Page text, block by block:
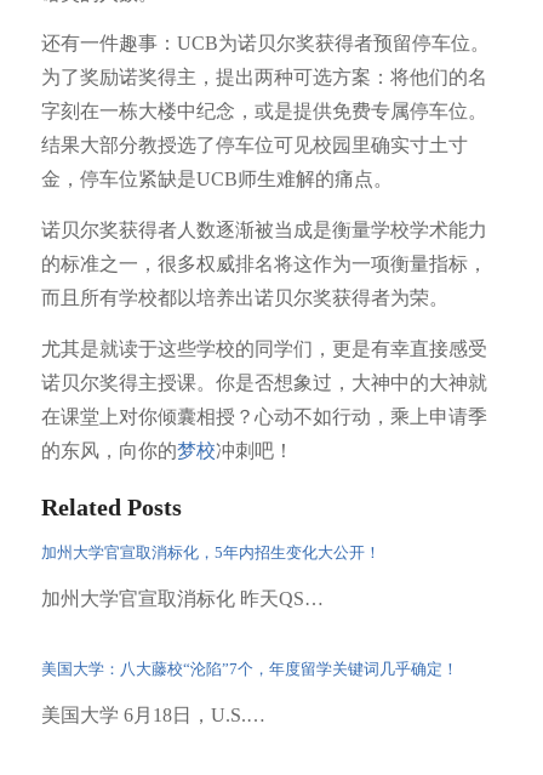
还有一件趣事：UCB为诺贝尔奖获得者预留停车位。
为了奖励诺奖得主，提出两种可选方案：将他们的名
字刻在一栋大楼中纪念，或是提供免费专属停车位。
结果大部分教授选了停车位可见校园里确实寸土寸
金，停车位紧缺是UCB师生难解的痛点。
诺贝尔奖获得者人数逐渐被当成是衡量学校学术能力
的标准之一，很多权威排名将这作为一项衡量指标，
而且所有学校都以培养出诺贝尔奖获得者为荣。
尤其是就读于这些学校的同学们，更是有幸直接感受
诺贝尔奖得主授课。你是否想象过，大神中的大神就
在课堂上对你倾囊相授？心动不如行动，乘上申请季
的东风，向你的梦校冲刺吧！
Related Posts
加州大学官宣取消标化，5年内招生变化大公开！
加州大学官宣取消标化 昨天QS…
美国大学：八大藤校“沦陷”7个，年度留学关键词几乎确定！
美国大学 6月18日，U.S.…